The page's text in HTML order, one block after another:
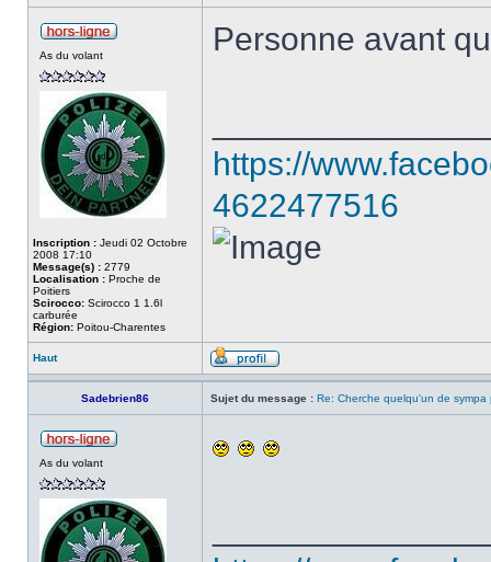
As du volant
Inscription : Jeudi 02 Octobre
2008 17:10
Message(s) : 2779
Localisation : Proche de
Poitiers
Scirocco: Scirocco 1 1.6l
carburée
Région: Poitou-Charentes
Personne avant
https://
4622477516
Haut
Sadebrien86 Sujet du message : Re: Cherche quelqu'un de
As du volant